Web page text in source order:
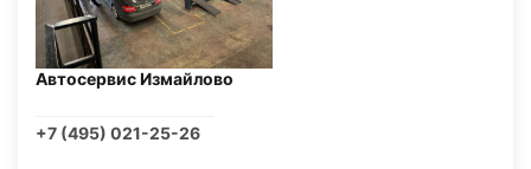
Автосервис Измайлово
+7 (495) 021-25-26